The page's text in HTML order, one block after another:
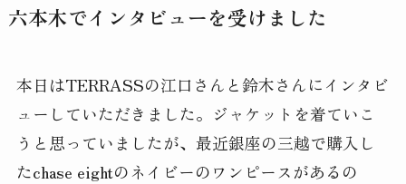
六本木でインタビューを受けました
本日はTERRASSの江口さんと鈴木さんにインタビ
ューしていただきました。ジャケットを着ていこ
うと思っていましたが、最近銀座の三越で購入し
たchase eightのネイビーのワンピースがあるの